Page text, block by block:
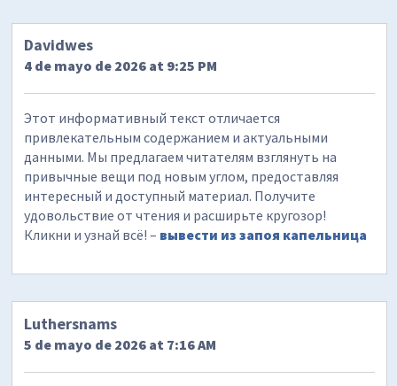
Davidwes
4 de mayo de 2026 at 9:25 PM
Этот информативный текст отличается
привлекательным содержанием и актуальными
данными. Мы предлагаем читателям взглянуть на
привычные вещи под новым углом, предоставляя
интересный и доступный материал. Получите
удовольствие от чтения и расширьте кругозор!
Кликни и узнай всё! – вывести из запоя капельница
Luthersnams
5 de mayo de 2026 at 7:16 AM